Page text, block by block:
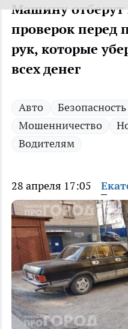
Машину отберут
проверок перед
рук, которые
всех денег
Авто Безопасность
Мошенничество
Водителям
28 апреля 17:05